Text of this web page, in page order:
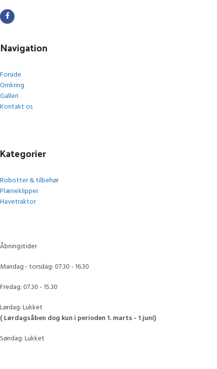
Navigation
Forside
Omkring
Galleri
Kontakt os
Kategorier
Robotter & tilbehør
Plæneklipper
Havetraktor
Åbningstider
Mandag - torsdag: 07.30 - 16.30
Fredag: 07.30 - 15.30
Lørdag: Lukket
( Lørdagsåben dog kun i perioden 1. marts - 1 juni)
Søndag: Lukket